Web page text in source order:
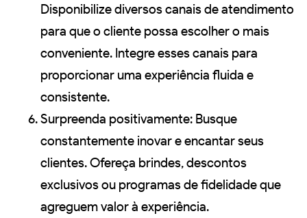
Disponibilize diversos canais de atendimento
para que o cliente possa escolher o mais
conveniente. Integre esses canais para
proporcionar uma experiência fluida e
consistente.
Surpreenda positivamente: Busque
constantemente inovar e encantar seus
clientes. Ofereça brindes, descontos
exclusivos ou programas de fidelidade que
agreguem valor à experiência.